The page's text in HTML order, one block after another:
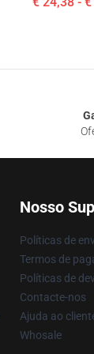
Nosso
Políticas de
Termos de
Políticas de
Contacte-nos
Ajuda ao
Whosale